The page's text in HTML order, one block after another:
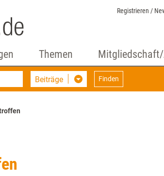
Registrieren /
Themen
Beiträge Finden